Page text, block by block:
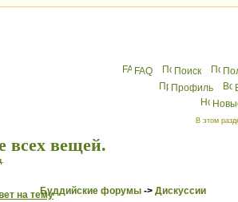
FAQ Поиск
Профиль
В этом
всех вещей.
Буддийские форумы -> Дискуссии